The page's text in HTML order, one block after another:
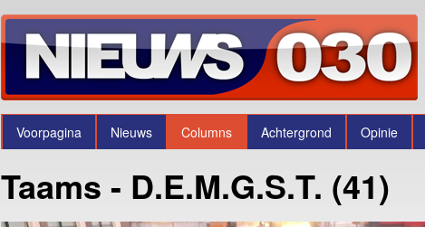
Voorpagina Nieuws Columns Achtergrond Opinie
Taams - D.E.M.G.S.T. (41)